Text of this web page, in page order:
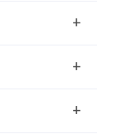
+
+
+